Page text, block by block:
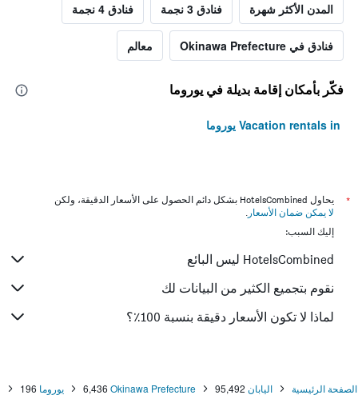
المدن الأكثر شهرة فنادق 3 نجمة فنادق 4 نجمة
فنادق في Okinawa Prefecture معالم
فكّر بأمكان إقامة بديلة في يوروما
Vacation rentals in يوروما
*
يحاول HotelsCombined بشكل دائم الحصول على الأسعار الدقيقة، ولكن
لا يمكن ضمان الأسعار .
إليك السبب:
HotelsCombined ليس البائع
نقوم بتجميع الكثير من البيانات لك
لماذا لا تكون الأسعار دقيقة بنسبة 100٪؟
الصفحة الرئيسية اليابان 95,492
Okinawa Prefecture
6,436 يوروما 196